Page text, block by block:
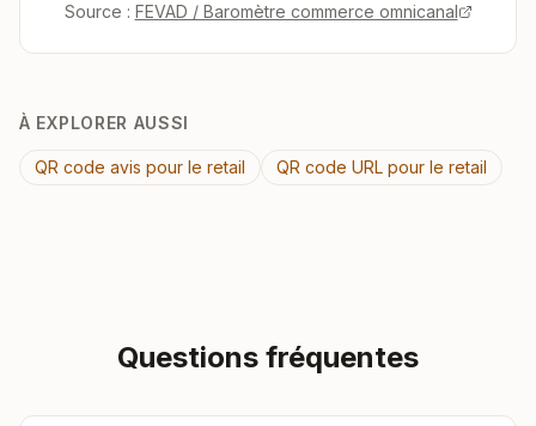
Source : FEVAD / Baromètre commerce omnicanal
À EXPLORER AUSSI
QR code avis pour le retail QR code URL pour le retail
Questions fréquentes